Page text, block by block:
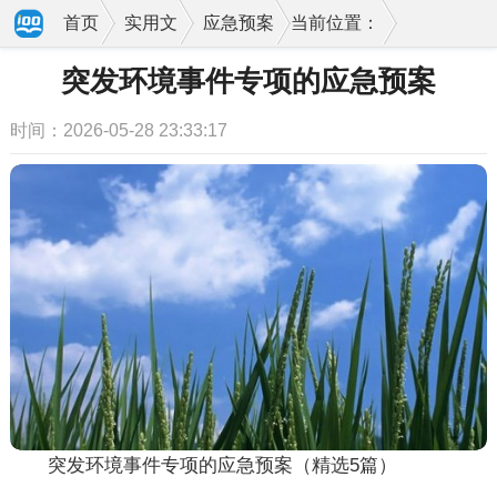
当前位置：
首页 实用文 应急预案
突发环境事件专项的应急预案
时间：2026-05-28 23:33:17
突发环境事件专项的应急预案（精选5篇）